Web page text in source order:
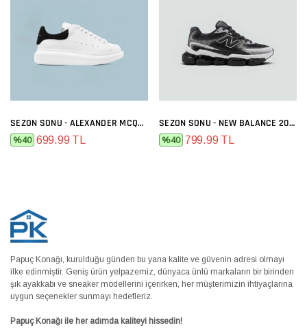
SEZON SONU - ALEXANDER MCQUEEN BEYAZ SIYAH
%40 699.99 TL
SEZON SONU - NEW BALANCE 2000 SIYAH BEYAZ
%40 799.99 TL
Papuç Konağı, kurulduğu günden bu yana kalite ve güvenin adresi olmayı
ilke edinmiştir. Geniş ürün yelpazemiz, dünyaca ünlü markaların bir birinden
şık ayakkabı ve sneaker modellerini içerirken, her müşterimizin ihtiyaçlarına
uygun seçenekler sunmayı hedefleriz.
Papuç Konağı ile her adımda kaliteyi hissedin!